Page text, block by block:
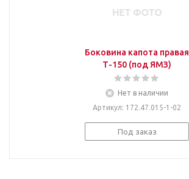
Боковина капота правая
Т-150 (под ЯМЗ)
Нет в наличии
Артикул: 172.47.015-1-02
Под заказ